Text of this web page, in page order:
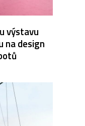
výstavu
na design